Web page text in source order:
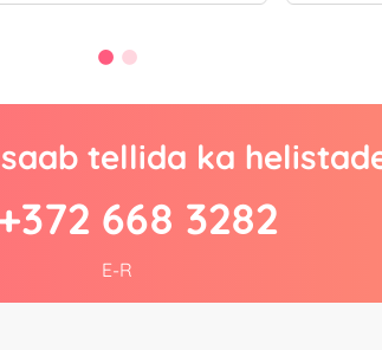
tellida ka
668 3282
E-R